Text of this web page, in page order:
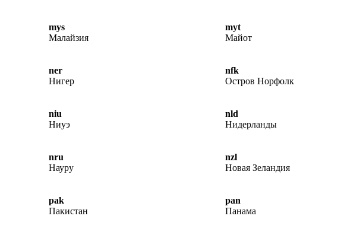
mys
Малайзия
myt
Майот
ner
Нигер
nfk
Остров Норфолк
niu
Ниуэ
nld
Нидерланды
nru
Науру
nzl
Новая Зеландия
pak
Пакистан
pan
Панама